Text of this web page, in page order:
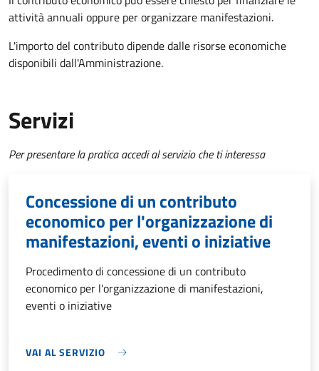
attività annuali oppure per organizzare manifestazioni.
L'importo del contributo dipende dalle risorse economiche
disponibili dall'Amministrazione.
Servizi
Per presentare la pratica accedi al servizio che ti interessa
Concessione di un contributo
economico per l'organizzazione di
manifestazioni, eventi o iniziative
Procedimento di concessione di un contributo
economico per l'organizzazione di manifestazioni,
eventi o iniziative
VAI AL SERVIZIO